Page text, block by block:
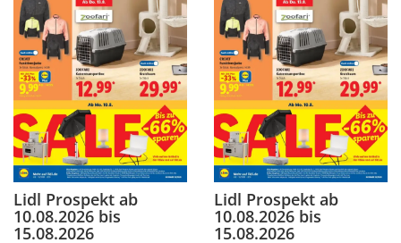
Lidl Prospekt ab
10.08.2026 bis
15.08.2026
Lidl Prospekt ab
10.08.2026 bis
15.08.2026